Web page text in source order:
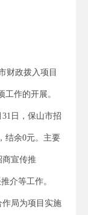
财政拨入项目
工作的开展。
日，保山市招
结余0元。主要
商宣传推
介等工作。
局为项目实施